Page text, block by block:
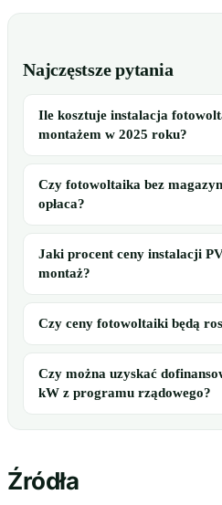
Najczęstsze pytania
Ile kosztuje instalacja
montażem w 2025 roku?
Czy fotowoltaika bez
opłaca?
Jaki procent ceny instalacji
montaż?
Czy ceny fotowoltaiki będą
Czy można uzyskać
kW z programu rządowego?
Źródła